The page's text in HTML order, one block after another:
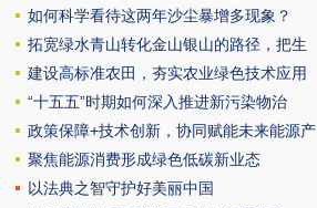
如何科学看待这两年沙尘暴增多现象？
拓宽绿水青山转化金山银山的路径，把生
建设高标准农田，夯实农业绿色技术应用
“十五五”时期如何深入推进新污染物治
政策保障+技术创新，协同赋能未来能源产
聚焦能源消费形成绿色低碳新业态
以法典之智守护好美丽中国